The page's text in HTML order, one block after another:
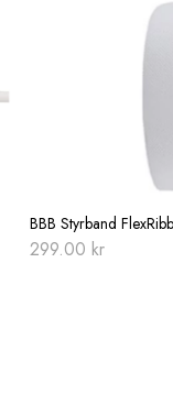
BBB Styrband
299.00 kr